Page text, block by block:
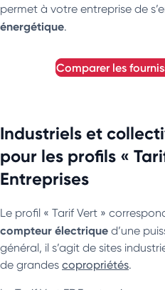
permet à votre entreprise de
énergétique.
comparer les
Industriels et
pour les profils «
Entreprises
Le profil « Tarif Vert »
compteur électrique d’une
général, il s’agit de sites
de grandes copropriétés.